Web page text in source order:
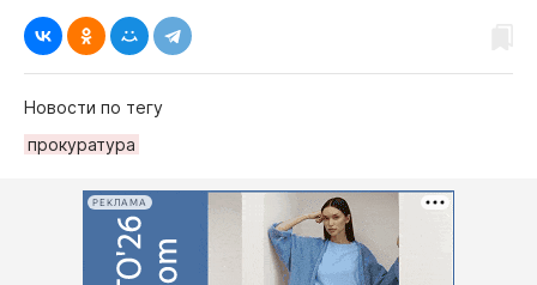
Новости по тегу
прокуратура
РЕКЛАМА